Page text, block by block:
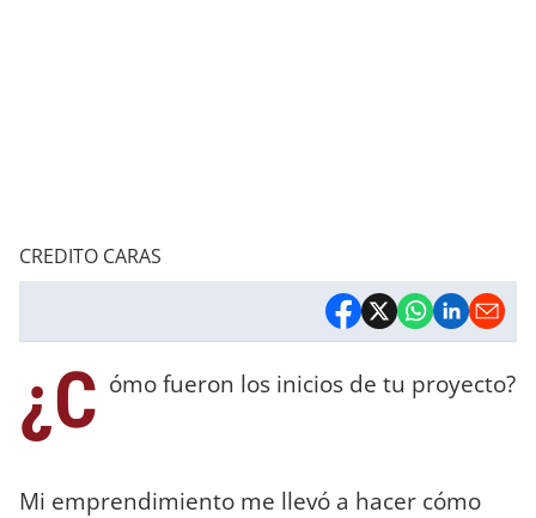
CREDITO CARAS
¿C ómo fueron los inicios de tu proyecto?
Mi emprendimiento me llevó a hacer cómo